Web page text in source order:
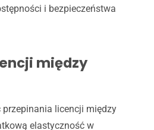
i bezpieczeństwa
między
licencji między
elastyczność w